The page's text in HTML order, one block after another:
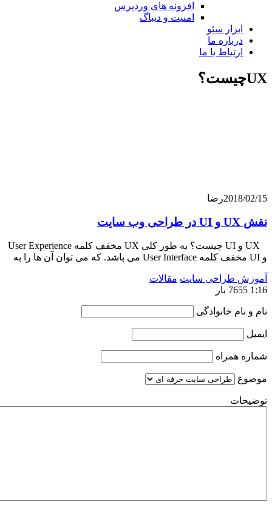
افزونه های وردپرس
امنیت و دیباگ
سئو
ما
با ما
رضا
UX و UI چیست؟ به طور کلی UX مخفف کلمه User Experience
طراحی سایت مقالات
خانوادگی